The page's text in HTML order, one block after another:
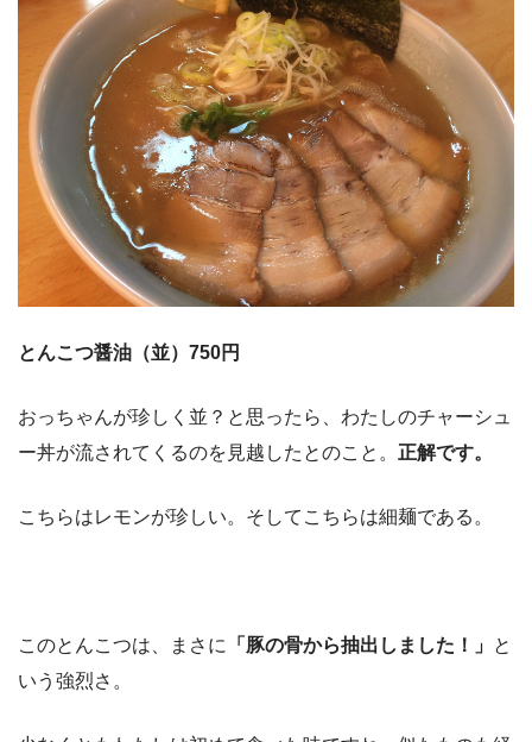
とんこつ醤油（並）750円
おっちゃんが珍しく並？と思ったら、わたしのチャーシュ
ー丼が流されてくるのを見越したとのこと。 正解です。
こちらはレモンが珍しい。そしてこちらは細麺である。
このとんこつは、まさに 「豚の骨から抽出しました！」 と
いう強烈さ。